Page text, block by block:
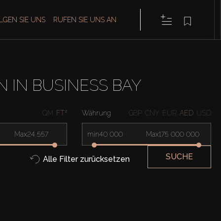
SIE UNS RUFEN SIE UNS AN
IN BUSINESS BAY
QM FT²
Max
Währung GBP CNY EUR AED USD
min Max
Alle Filter zurücksetzen SUCHE